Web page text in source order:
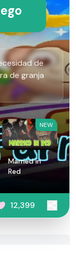
de
de granja
NEW
Married in
Red
12,399